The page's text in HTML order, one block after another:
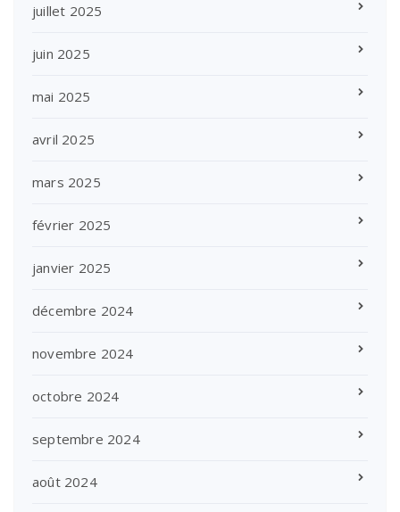
juillet 2025
juin 2025
mai 2025
avril 2025
mars 2025
février 2025
janvier 2025
décembre 2024
novembre 2024
octobre 2024
septembre 2024
août 2024